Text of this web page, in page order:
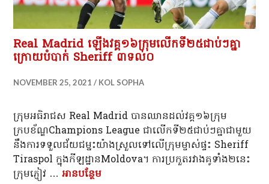
Real Madrid ឡើងវគ្គ១៦ក្រុមលើកទី២៥ជាប់ៗគ្នា
ក្រោយបំបាក់ Sheriff ៣ទល់០
NOVEMBER 25, 2021 KOL SOPHA
ក្រុមអធិរាជស Real Madrid បាន​ឈាន​ដល់​វគ្គ១៦ក្រុម
ក្របខ័ណ្ឌChampions League ជា​លើក​ទី២៥ជាប់ៗ​គ្នា​ជាមួយ​
នឹង​ការ​ទទួល​ជ័យ​ជម្នះ​យ៉ាង​ស្រួល​ទៅលើក្រុមម្ចាស់ផ្ទះ Sheriff
Tiraspol ក្នុងកីឡដ្ឋានMoldova។ ការប្រកួតរវាងគូទាំង២នេះ
ក្រុមភ្ញៀវ …អាន​បន្ថែម